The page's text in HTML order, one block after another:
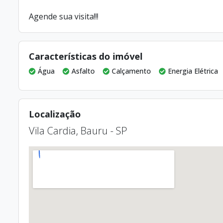
Agende sua visita!!!
Características do imóvel
Água Asfalto Calçamento Energia Elétrica
Localização
Vila Cardia, Bauru - SP